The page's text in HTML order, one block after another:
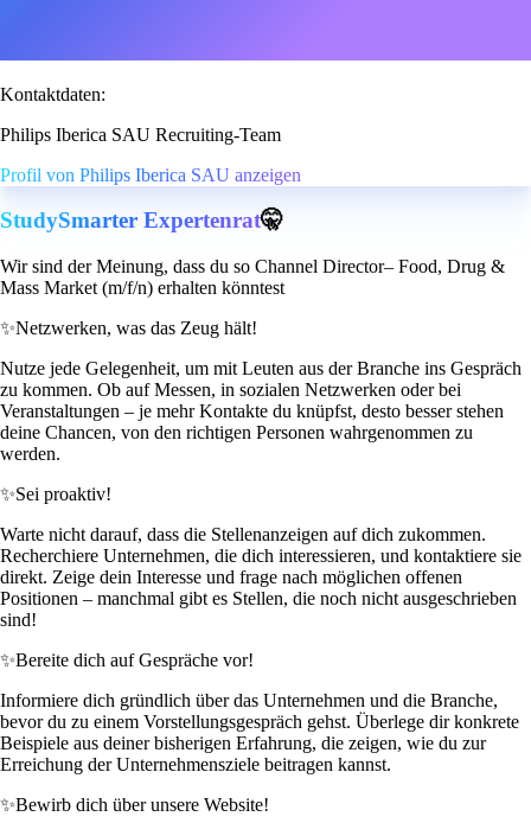
Kontaktdaten:
Philips Iberica SAU Recruiting-Team
Profil von Philips Iberica SAU anzeigen
StudySmarter Expertenrat🤫
Wir sind der Meinung, dass du so Channel Director– Food, Drug &
Mass Market (m/f/n) erhalten könntest
✨Netzwerken, was das Zeug hält!
Nutze jede Gelegenheit, um mit Leuten aus der Branche ins Gespräch
zu kommen. Ob auf Messen, in sozialen Netzwerken oder bei
Veranstaltungen – je mehr Kontakte du knüpfst, desto besser stehen
deine Chancen, von den richtigen Personen wahrgenommen zu
werden.
✨Sei proaktiv!
Warte nicht darauf, dass die Stellenanzeigen auf dich zukommen.
Recherchiere Unternehmen, die dich interessieren, und kontaktiere sie
direkt. Zeige dein Interesse und frage nach möglichen offenen
Positionen – manchmal gibt es Stellen, die noch nicht ausgeschrieben
sind!
✨Bereite dich auf Gespräche vor!
Informiere dich gründlich über das Unternehmen und die Branche,
bevor du zu einem Vorstellungsgespräch gehst. Überlege dir konkrete
Beispiele aus deiner bisherigen Erfahrung, die zeigen, wie du zur
Erreichung der Unternehmensziele beitragen kannst.
✨Bewirb dich über unsere Website!